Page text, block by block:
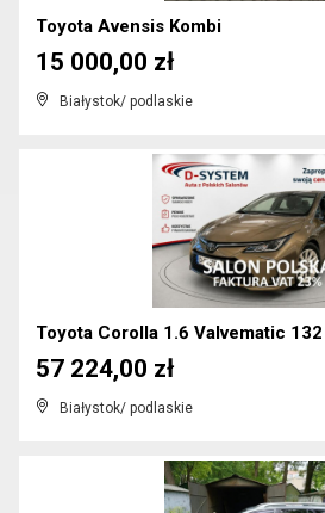
Toyota Avensis Kombi
Białystok/ podlaskie
15 000,00 zł
Toyota Corolla 1.6 Valvematic
Białystok/ podlaskie
57 224,00 zł